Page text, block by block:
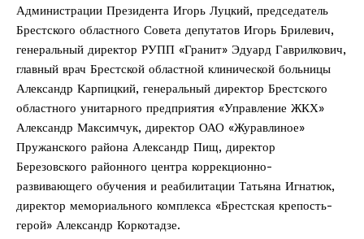
Администрации Президента Игорь Луцкий, председатель
Брестского областного Совета депутатов Игорь Брилевич,
генеральный директор РУПП «Гранит» Эдуард Гаврилкович,
главный врач Брестской областной клинической больницы
Александр Карпицкий, генеральный директор Брестского
областного унитарного предприятия «Управление ЖКХ»
Александр Максимчук, директор ОАО «Журавлиное»
Пружанского района Александр Пищ, директор
Березовского районного центра коррекционно-
развивающего обучения и реабилитации Татьяна Игнатюк,
директор мемориального комплекса «Брестская крепость-
герой» Александр Коркотадзе.